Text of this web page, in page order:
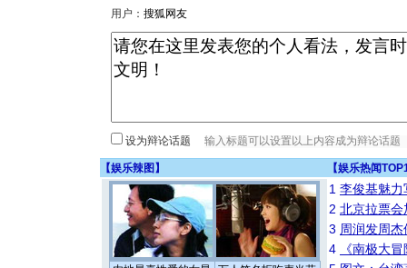
用户：
设为辩论话题
【娱乐辣图 】 【娱乐热闻
1 李俊基魅力
2 北京拉票
3 周润发周
4
《南极大